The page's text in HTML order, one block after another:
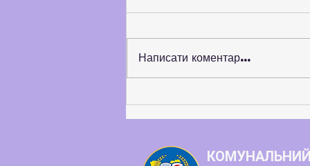
Написати коментар...